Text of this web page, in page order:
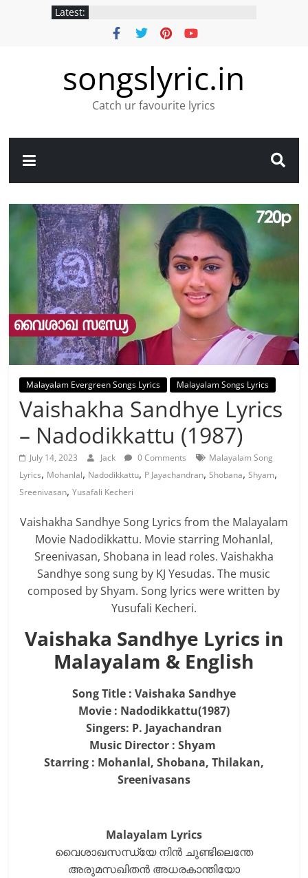
Latest:
songslyric.in
Catch ur favourite lyrics
Malayalam Evergreen Songs Lyrics Malayalam Songs Lyrics
Vaishakha Sandhye Lyrics
– Nadodikkattu (1987)
July 14, 2023 Jack 0 Comments
Malayalam Song
Lyrics, Mohanlal, Nadodikkattu, P Jayachandran,Shobana,Shyam,
Sreenivasan,Yusafali Kecheri
Vaishakha Sandhye Song Lyrics from the Malayalam
Movie Nadodikkattu. Movie starring Mohanlal,
Sreenivasan, Shobana in lead roles. Vaishakha
Sandhye song sung by KJ Yesudas. The music
composed by Shyam. Song lyrics were written by
Yusufali Kecheri.
Vaishaka Sandhye Lyrics in
Malayalam & English
Song Title : Vaishaka Sandhye
Movie : Nadodikkattu(1987)
Singers: P. Jayachandran
Music Director : Shyam
Starring : Mohanlal, Shobana, Thilakan,
Sreenivasans
Malayalam Lyrics
വൈശാഖസന്ധ്യേ നിന്‍ ചുണ്ടിലെന്തേ
അരുമസഖിതന്‍ അധരകാന്തിയോ